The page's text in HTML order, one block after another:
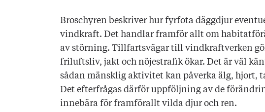
Broschyren beskriver hur fyrfota däggdjur
vindkraft. Det handlar framför allt om
av störning. Tillfartsvägar till vindkraftverken
friluftsliv, jakt och nöjestrafik ökar. Det är väl
sådan mänsklig aktivitet kan påverka älg, hjort,
Det efterfrågas därför uppföljning av de
innebära för framförallt vilda djur och ren.